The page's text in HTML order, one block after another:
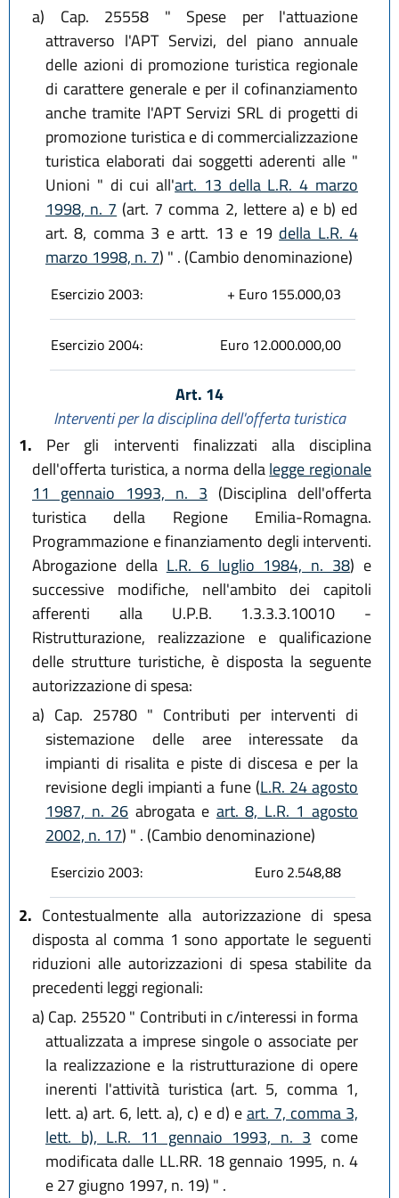
a) Cap. 25558 " Spese per l'attuazione
attraverso l'APT Servizi, del piano annuale
delle azioni di promozione turistica regionale
di carattere generale e per il cofinanziamento
anche tramite l'APT Servizi SRL di progetti di
promozione turistica e di commercializzazione
turistica elaborati dai soggetti aderenti alle "
Unioni " di cui all'art. 13 della L.R. 4 marzo
1998, n. 7 (art. 7 comma 2, lettere a) e b) ed
art. 8, comma 3 e artt. 13 e 19 della L.R. 4
marzo 1998, n. 7) " . (Cambio denominazione)
Esercizio 2003: + Euro 155.000,03
Esercizio 2004: Euro 12.000.000,00
Art. 14
Interventi per la disciplina dell'offerta turistica
1. Per gli interventi finalizzati alla disciplina
dell'offerta turistica, a norma dellalegge regionale
11 gennaio 1993, n. 3 (Disciplina dell'offerta
turistica della Regione Emilia-Romagna.
Programmazione e finanziamento degli interventi.
Abrogazione della L.R. 6 luglio 1984, n. 38) e
successive modifiche, nell'ambito dei capitoli
afferenti alla U.P.B. 1.3.3.3.10010 -
Ristrutturazione, realizzazione e qualificazione
delle strutture turistiche, è disposta la seguente
autorizzazione di spesa:
a) Cap. 25780 " Contributi per interventi di
sistemazione delle aree interessate da
impianti di risalita e piste di discesa e per la
revisione degli impianti a fune (L.R. 24 agosto
1987, n. 26 abrogata e art. 8, L.R. 1 agosto
2002, n. 17) " . (Cambio denominazione)
Esercizio 2003: Euro 2.548,88
2. Contestualmente alla autorizzazione di spesa
disposta al comma 1 sono apportate le seguenti
riduzioni alle autorizzazioni di spesa stabilite da
precedenti leggi regionali:
a) Cap. 25520 " Contributi in c/interessi in forma
attualizzata a imprese singole o associate per
la realizzazione e la ristrutturazione di opere
inerenti l'attività turistica (art. 5, comma 1,
lett. a) art. 6, lett. a), c) e d) eart. 7, comma 3,
lett. b), L.R. 11 gennaio 1993, n. 3 come
modificata dalle LL.RR. 18 gennaio 1995, n. 4
e 27 giugno 1997, n. 19) " .